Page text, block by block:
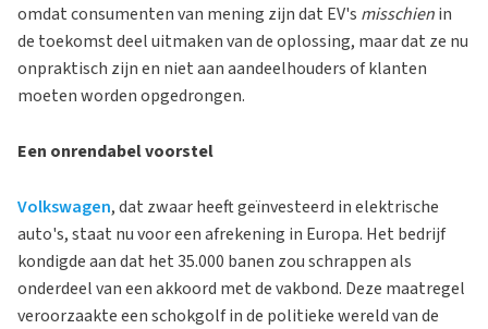
omdat consumenten van mening zijn dat EV's misschienin
de toekomst deel uitmaken van de oplossing, maar dat ze nu
onpraktisch zijn en niet aan aandeelhouders of klanten
moeten worden opgedrongen.
Een onrendabel voorstel
Volkswagen, dat zwaar heeft geïnvesteerd in elektrische
auto's, staat nu voor een afrekening in Europa. Het bedrijf
kondigde aan dat het 35.000 banen zou schrappen als
onderdeel van een akkoord met de vakbond. Deze maatregel
veroorzaakte een schokgolf in de politieke wereld van de